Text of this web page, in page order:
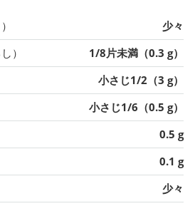
少々
）
1/8片未満（0.3 g）
小さじ1/2（3 g）
小さじ1/6（0.5 g）
0.5 g
0.1 g
少々